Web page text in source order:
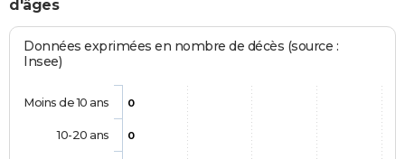
d'âges
Données exprimées en nombre de décès (source :
Insee)
0
0
Moins de 10 ans
10-20 ans